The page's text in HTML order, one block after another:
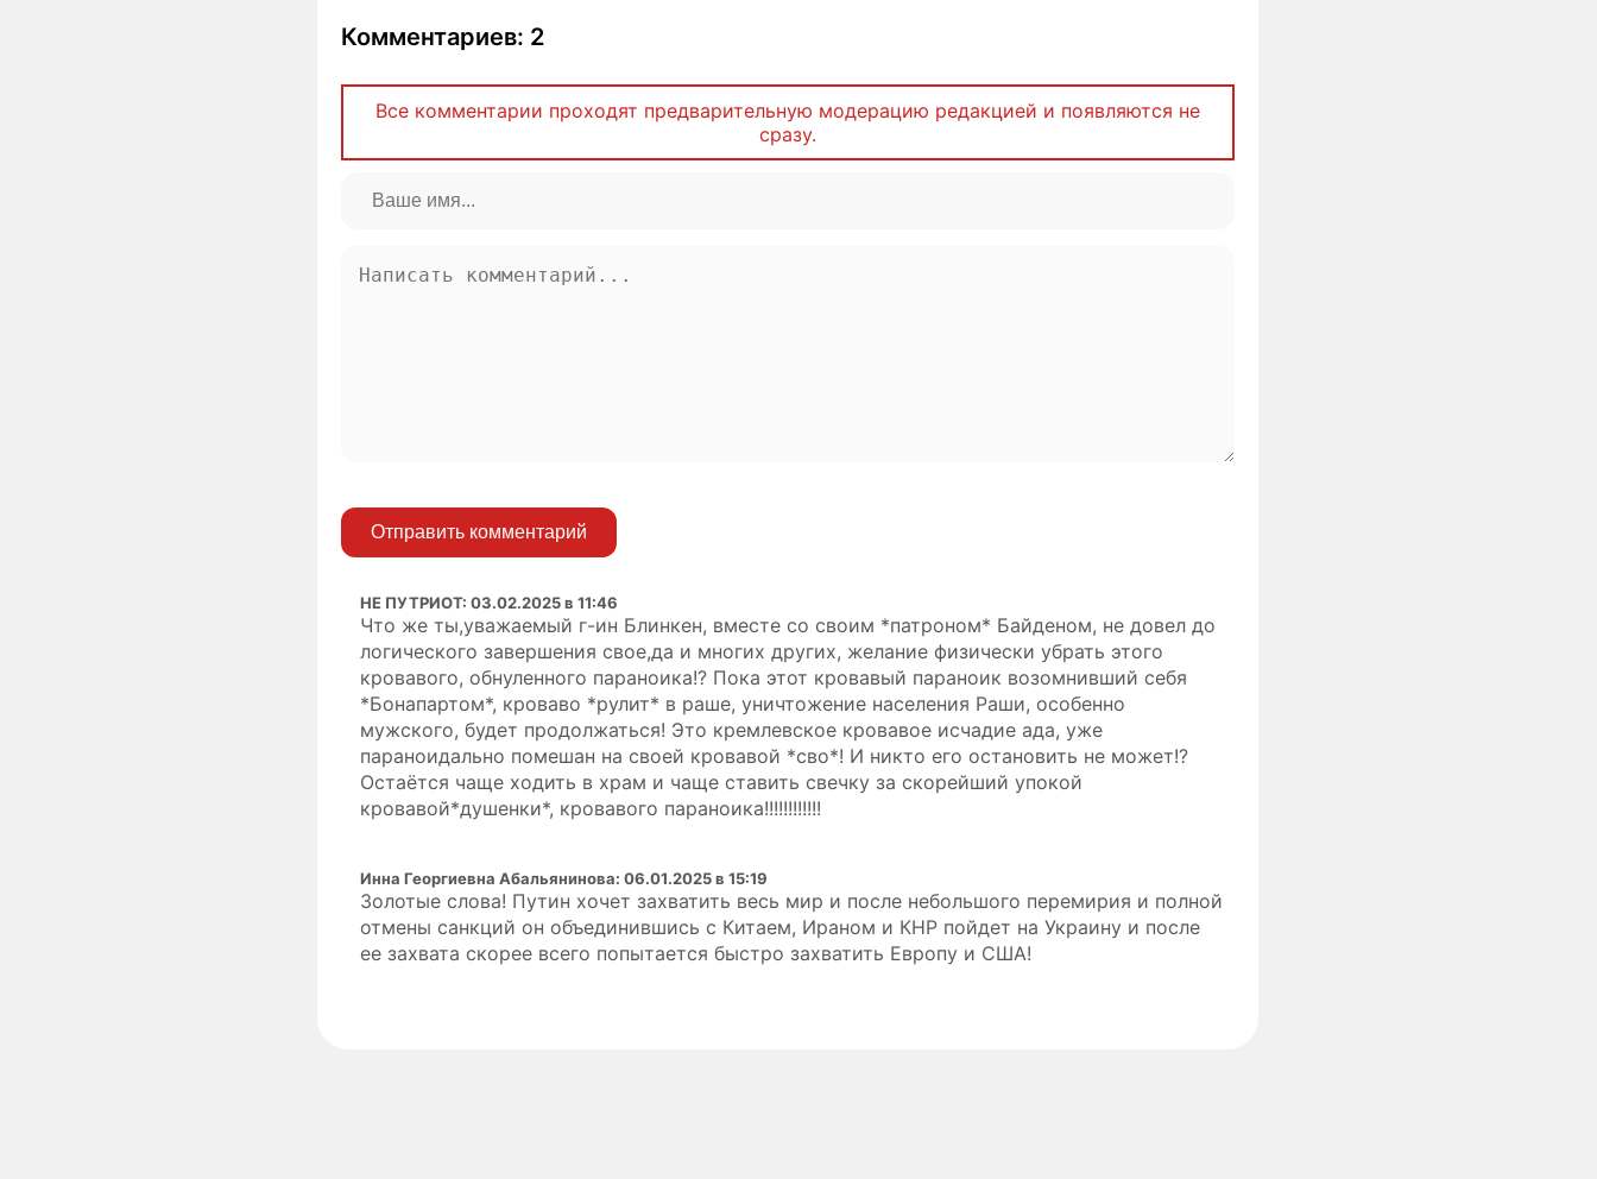
Комментариев: 2
Все комментарии проходят предварительную модерацию редакцией и появляются не
сразу.
Отправить комментарий
НЕ ПУТРИОТ: 03.02.2025 в 11:46
Что же ты,уважаемый г-ин Блинкен, вместе со своим *патроном* Байденом, не довел до
логического завершения свое,да и многих других, желание физически убрать этого
кровавого, обнуленного параноика!? Пока этот кровавый параноик возомнивший себя
*Бонапартом*, кроваво *рулит* в раше, уничтожение населения Раши, особенно
мужского, будет продолжаться! Это кремлевское кровавое исчадие ада, уже
параноидально помешан на своей кровавой *сво*! И никто его остановить не может!?
Остаётся чаще ходить в храм и чаще ставить свечку за скорейший упокой
кровавой*душенки*, кровавого параноика!!!!!!!!!!!!
Инна Георгиевна Абальянинова: 06.01.2025 в 15:19
Золотые слова! Путин хочет захватить весь мир и после небольшого перемирия и полной
отмены санкций он объединившись с Китаем, Ираном и КНР пойдет на Украину и после
ее захвата скорее всего попытается быстро захватить Европу и США!